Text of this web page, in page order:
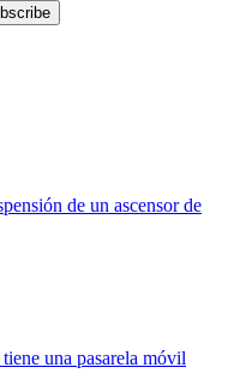
de un ascensor de
una pasarela móvil